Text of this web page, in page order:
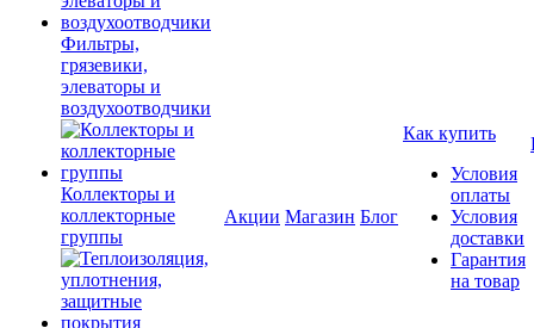
Фильтры,
грязевики,
элеваторы и
воздухоотводчики
Коллекторы и
коллекторные
группы
Акции Магазин Блог
Как купить
Условия
оплаты
Условия
доставки
Гарантия
на товар